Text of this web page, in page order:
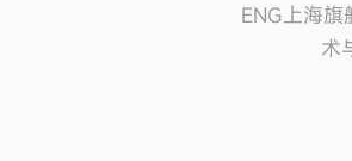
ENG上海
术